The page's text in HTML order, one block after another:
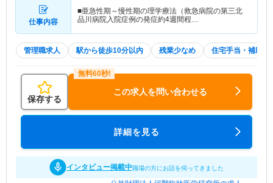
仕事内容
■亜急性期～慢性期の理学療法（救急病院の第三北
品川病院入院症例の発症約4週間程…
管理職求人 駅から徒歩10分以内 残業少なめ 住宅手当・補助
保存する
この求人を問い合わせる
詳細を見る
インタビュー掲載中職場の方にお話を伺ってきました